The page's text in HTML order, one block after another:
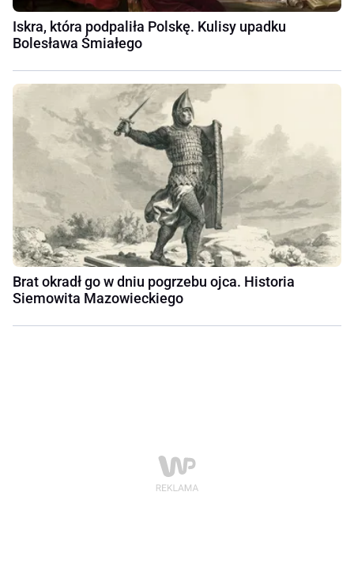
Iskra, która podpaliła Polskę. Kulisy upadku
Bolesława Śmiałego
Brat okradł go w dniu pogrzebu ojca. Historia
Siemowita Mazowieckiego